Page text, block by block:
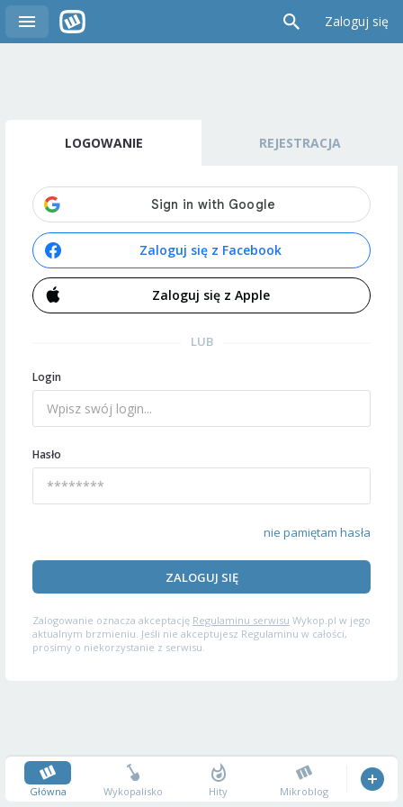
Zaloguj się
LOGOWANIE REJESTRACJA
Zaloguj się z Facebook
Zaloguj się z Apple
LUB
Login
Hasło
nie pamiętam hasła
ZALOGUJ SIĘ
Zalogowanie oznacza akceptację Regulaminu serwisu Wykop.pl w jego
aktualnym brzmieniu. Jeśli nie akceptujesz Regulaminu w całości,
prosimy o niekorzystanie z serwisu.
Główna Wykopalisko Hity Mikroblog